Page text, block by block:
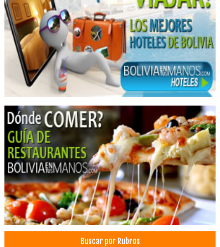
Consultorio Dental
Endodoncia
Odontología Integral
Odontología Estética
Ortodoncia
Odontología
Clínicas Odontológicas
Insumos Dentales
Médicos Odontólogos Pediatras
Médicos Odontólogos
Prótesis Dentales
Centros Médicos
Salud: Centros Médicos
Odontopediatría
Buscar por Rubros